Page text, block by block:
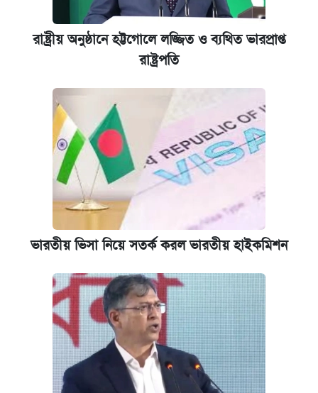
রাষ্ট্রীয় অনুষ্ঠানে হট্টগোলে লজ্জিত ও ব্যথিত ভারপ্রাপ্ত
রাষ্ট্রপতি
ভারতীয় ভিসা নিয়ে সতর্ক করল ভারতীয় হাইকমিশন